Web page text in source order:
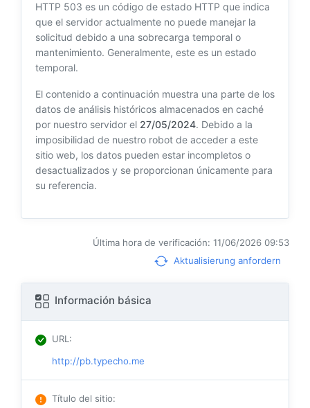
HTTP 503 es un código de estado HTTP que indica
que el servidor actualmente no puede manejar la
solicitud debido a una sobrecarga temporal o
mantenimiento. Generalmente, este es un estado
temporal.
El contenido a continuación muestra una parte de los
datos de análisis históricos almacenados en caché
por nuestro servidor el 27/05/2024. Debido a la
imposibilidad de nuestro robot de acceder a este
sitio web, los datos pueden estar incompletos o
desactualizados y se proporcionan únicamente para
su referencia.
Última hora de verificación: 11/06/2026 09:53
Aktualisierung anfordern
Información básica
URL:
http://pb.typecho.me
Título del sitio: